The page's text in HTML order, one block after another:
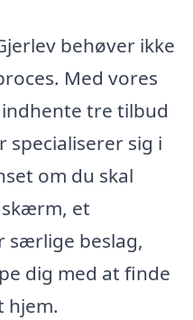
behøver ikke
Med vores
tre tilbud
sig i
om du skal
et
beslag,
dig med at finde
hjem.